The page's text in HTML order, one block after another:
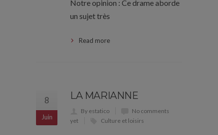
Notre opinion : Ce drame aborde
un sujet très
Read more
8
Juin
LA MARIANNE
By estatico
No comments
yet
Culture et loisirs